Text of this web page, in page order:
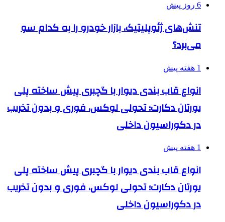
6 روز پیش
تنش‌های ژئوپلیتیک، بازار خودرو را به کدام سو
می‌برد؟
1 هفته پیش
انواع قاب بندی دیوار با گچبری پیش ساخته پلی
یورتان دکارت؛ تحولی لوکس، فوری و بدون تخریب
در دکوراسیون داخلی
1 هفته پیش
انواع قاب بندی دیوار با گچبری پیش ساخته پلی
یورتان دکارت؛ تحولی لوکس، فوری و بدون تخریب
در دکوراسیون داخلی